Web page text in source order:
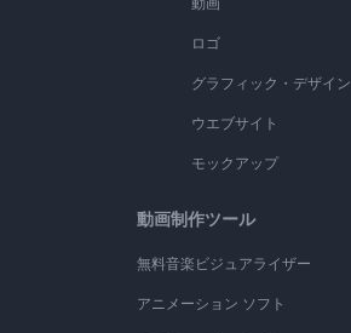
ロゴ
グラフィック・デザイン
ウエブサイト
モックアップ
動画制作ツール
無料音楽ビジュアライザー
アニメーション ソフト